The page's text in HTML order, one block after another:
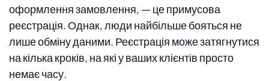
оформлення замовлення, — це примусова
реєстрація. Однак, люди найбільше бояться не
лише обміну даними. Реєстрація може затягнутися
на кілька кроків, на які у ваших клієнтів просто
немає часу.